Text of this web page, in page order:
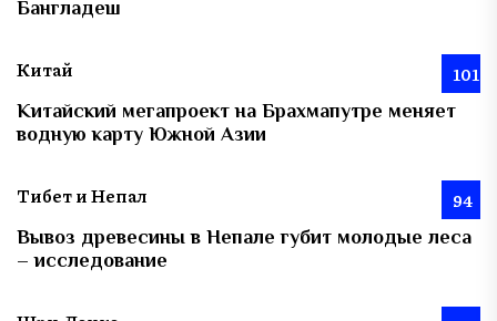
Бангладеш
Китай 101
Китайский мегапроект на Брахмапутре меняет
водную карту Южной Азии
Тибет и Непал 94
Вывоз древесины в Непале губит молодые леса
– исследование